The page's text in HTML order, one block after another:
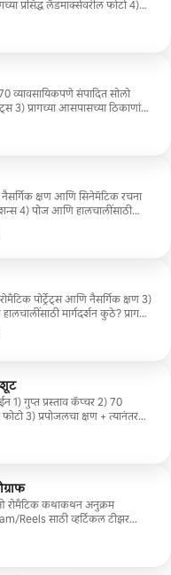
प्रसिद्ध लँडमार्क्सवरील फोटो 4)
टाऊन स्क्वेअर,
3) प्रागच्या आसपासच्या ठिकाणांवर
6) अनेक पोशाखांच्या संधी कुठे?
नैसर्गिक क्षण आणि सिनेमॅटिक रचना
4) पोज आणि हालचालींसाठी
मार्गदर्शन कुठे? प्राग
3) प्रपोजलचा क्षण + त्यानंतर
इमेजेसची जलद डिलिव्हरी कुठे?
सूर्यास्त दृश्य, कॅफे आणि लपलेले रस्ते.